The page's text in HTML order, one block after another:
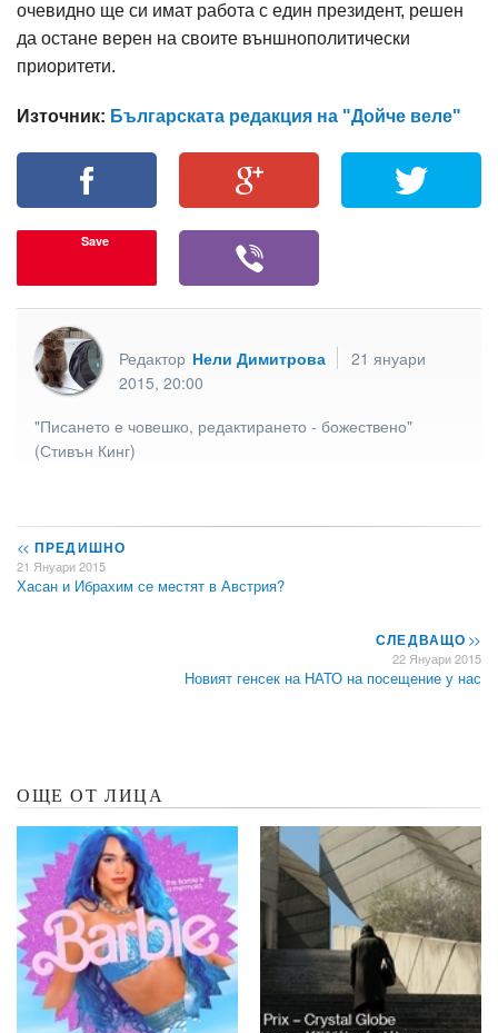
очевидно ще си имат работа с един президент, решен
да остане верен на своите външнополитически
приоритети.
Източник: Българската редакция на "Дойче веле"
Save
Редактор Нели Димитрова
21 януари
2015, 20:00
"Писането е човешко, редактирането - божествено"
(Стивън Кинг)
<< ПРЕДИШНО
21 Януари 2015
Хасан и Ибрахим се местят в Австрия?
СЛЕДВАЩО>>
22 Януари 2015
Новият генсек на НАТО на посещение у нас
ОЩЕ ОТ ЛИЦА